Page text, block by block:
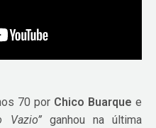
70 por Chico Buarque e
Vazio”ganhou na última